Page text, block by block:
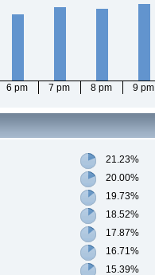
6 pm 7 pm 8 pm 9 pm
21.23%
20.00%
19.73%
18.52%
17.87%
16.71%
15.39%